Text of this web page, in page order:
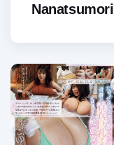
Nanatsumori